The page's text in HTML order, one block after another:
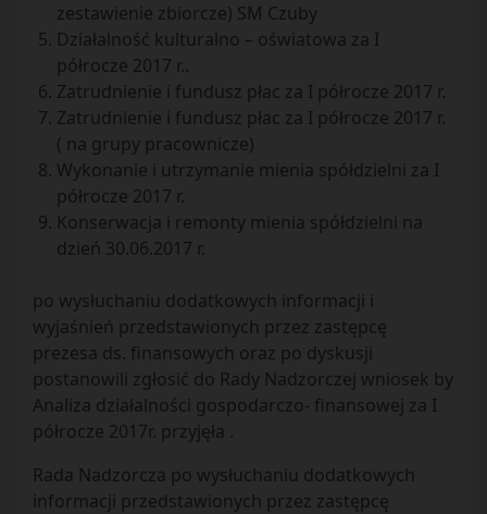
zestawienie zbiorcze) SM Czuby
Działalność kulturalno – oświatowa za I
półrocze 2017 r..
Zatrudnienie i fundusz płac za I półrocze 2017 r.
Zatrudnienie i fundusz płac za I półrocze 2017 r.
( na grupy pracownicze)
Wykonanie i utrzymanie mienia spółdzielni za I
półrocze 2017 r.
Konserwacja i remonty mienia spółdzielni na
dzień 30.06.2017 r.
po wysłuchaniu dodatkowych informacji i
wyjaśnień przedstawionych przez zastępcę
prezesa ds. finansowych oraz po dyskusji
postanowili zgłosić do Rady Nadzorczej wniosek by
Analiza działalności gospodarczo- finansowej za I
półrocze 2017r. przyjęła .
Rada Nadzorcza po wysłuchaniu dodatkowych
informacji przedstawionych przez zastępcę